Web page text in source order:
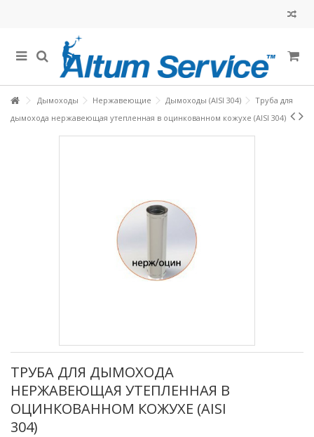
Дымоходы Нержавеющие Дымоходы (AISI 304)
Труба для
дымохода нержавеющая утепленная в оцинкованном кожухе (AISI 304)
ТРУБА ДЛЯ ДЫМОХОДА
НЕРЖАВЕЮЩАЯ УТЕПЛЕННАЯ В
ОЦИНКОВАННОМ КОЖУХЕ (AISI
304)